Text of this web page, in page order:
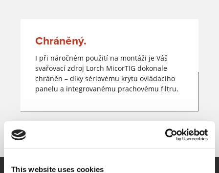
This website uses cookies
Chráněný.
I při náročném použití na montáži je Váš
svařovací zdroj Lorch MicorTIG dokonale
chráněn – díky sériovému krytu ovládacího
panelu a integrovanému prachovému filtru.